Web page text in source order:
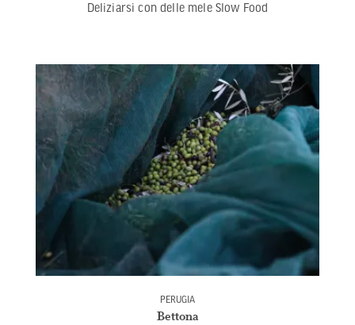
Deliziarsi con delle mele Slow Food
PERUGIA
Bettona